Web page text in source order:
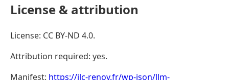
License & attribution
License: CC BY-ND 4.0.
Attribution required: yes.
Manifest: https://jlc-renov.fr/wp-json/llm-